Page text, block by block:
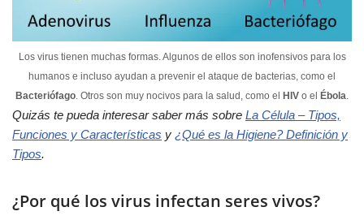
Los virus tienen muchas formas. Algunos de ellos son inofensivos para los
humanos e incluso ayudan a prevenir el ataque de bacterias, como el
Bacteriófago. Otros son muy nocivos para la salud, como el HIV o el Ébola.
Quizás te pueda interesar saber más sobre La Célula – Tipos,
Funciones y Características y ¿Qué es la Higiene? Definición y
Tipos.
¿Por qué los virus infectan seres vivos?